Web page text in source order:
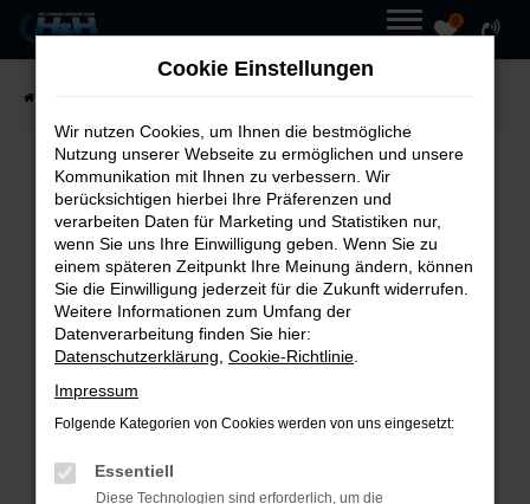
Zum
0
UNSERFAHRZEUGMARKT
Fehler: Network Error
Beim Laden ist ein Fehler
aufgetreten.
helfen können:
Cookie Einstellungen
Wir nutzen Cookies, um Ihnen die bestmögliche
Nutzung unserer Webseite zu ermöglichen und unsere
Kommunikation mit Ihnen zu verbessern. Wir
berücksichtigen hierbei Ihre Präferenzen und
verarbeiten Daten für Marketing und Statistiken nur,
wenn Sie uns Ihre Einwilligung geben. Wenn Sie zu
einem späteren Zeitpunkt Ihre Meinung ändern, können
Sie die Einwilligung jederzeit für die Zukunft widerrufen.
Weitere Informationen zum Umfang der
Datenverarbeitung finden Sie hier:
Datenschutzerklärung Cookie-Richtlinie
Impressum
Folgende Kategorien von Cookies werden von uns eingesetzt:
Essentiell
Diese Technologien sind erforderlich, um die